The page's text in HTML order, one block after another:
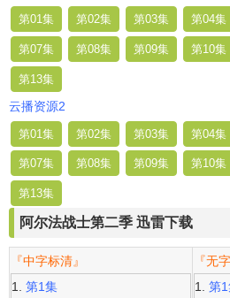
第01集 第02集 第03集 第04集
第07集 第08集 第09集 第10集
第13集
云播资源2
第01集 第02集 第03集 第04集
第07集 第08集 第09集 第10集
第13集
阿尔法战士第二季 迅雷下载
『中字标清』
第1集
『无
第